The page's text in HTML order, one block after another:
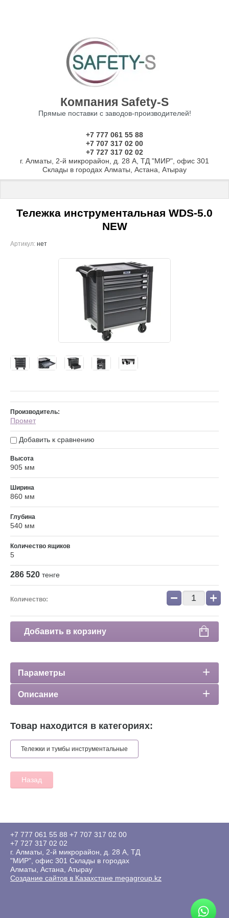
Компания Safety-S
Прямые поставки с заводов-производителей!
+7 777 061 55 88
+7 707 317 02 00
+7 727 317 02 02
г. Алматы, 2-й микрорайон, д. 28 А, ТД "МИР", офис 301
Склады в городах Алматы, Астана, Атырау
Тележка инструментальная WDS-5.0
NEW
Артикул: нет
Производитель:
Промет
Добавить к сравнению
Высота
905 мм
Ширина
860 мм
Глубина
540 мм
Количество ящиков
5
286 520 тенге
Количество: − +
Добавить в корзину
Параметры
Описание
Товар находится в категориях:
Тележки и тумбы инструментальные
Назад
+7 777 061 55 88 +7 707 317 02 00
+7 727 317 02 02
г. Алматы, 2-й микрорайон, д. 28 А, ТД
"МИР", офис 301 Склады в городах
Алматы, Астана, Атырау
Создание сайтов в Казахстане megagroup.kz